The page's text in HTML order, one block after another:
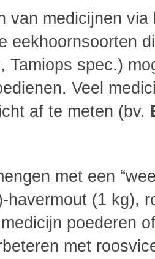
van medicijnen
eekhoornsoorten
Tamiops spec.)
Veel
af te meten (bv.
met een
havermout (1 kg),
poederen
met